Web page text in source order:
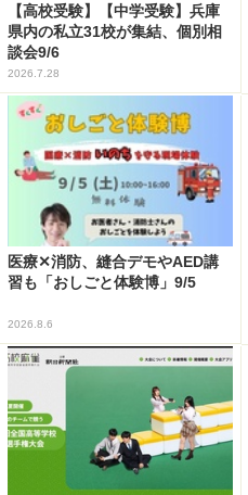
【高校受験】【中学受験】兵庫
県内の私立31校が集結、個別相
談会9/6
2026.7.28
医療✕消防、縫合デモやAED講
習も「おしごと体験博」9/5
2026.8.6